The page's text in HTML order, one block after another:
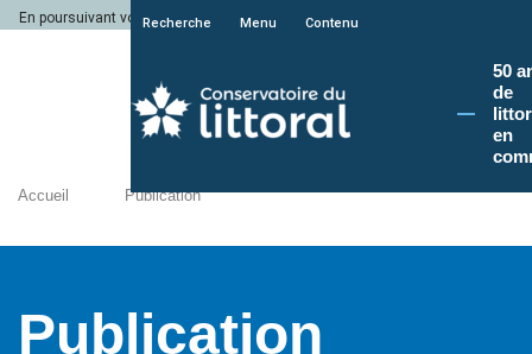
En poursuivant votre navigation sur le site du Conservatoire du littoral, vous
Recherche Menu Contenu
50
de
en
Accueil Publication
Publication